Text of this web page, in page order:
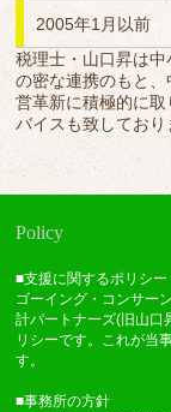
2005年1月以前
税理士・山口昇は
の密な連携のもと
営革新に積極的に
バイスも致しており
Policy
■支援に関するポリシー
ゴーイング・コンサー
計パートナーズ(旧山口
リシーです。これが当
す。
■事務所の方針